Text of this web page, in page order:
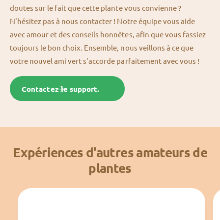
doutes sur le fait que cette plante vous convienne ?
N'hésitez pas à nous contacter ! Notre équipe vous aide
avec amour et des conseils honnêtes, afin que vous fassiez
toujours le bon choix. Ensemble, nous veillons à ce que
votre nouvel ami vert s'accorde parfaitement avec vous !
Contactez le support.
Expériences d'autres amateurs de
plantes